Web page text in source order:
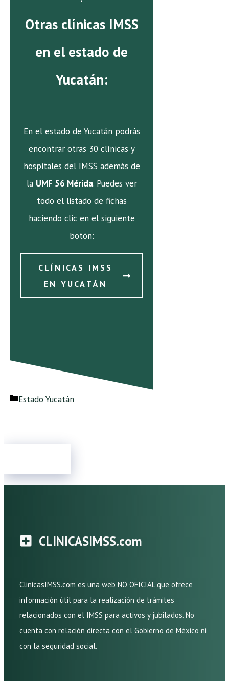
Otras clínicas IMSS
en el estado de
Yucatán:
En el estado de Yucatán podrás
encontrar otras 30 clínicas y
hospitales del IMSS además de
la UMF 56 Mérida. Puedes ver
todo el listado de fichas
haciendo clic en el siguiente
botón:
CLÍNICAS IMSS
EN YUCATÁN
Categorías
Estado Yucatán
CLINICASIMSS.com
ClinicasIMSS.com es una web NO OFICIAL que ofrece
información útil para la realización de trámites
relacionados con el IMSS para activos y jubilados. No
cuenta con relación directa con el Gobierno de México ni
con la seguridad social.